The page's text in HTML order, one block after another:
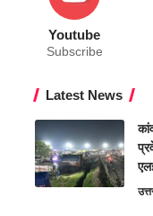
Youtube
Subscribe
Latest News